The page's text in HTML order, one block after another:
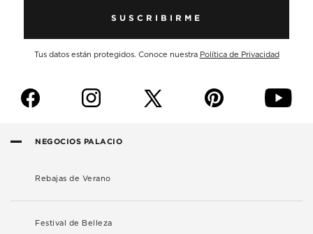
SUSCRIBIRME
Tus datos están protegidos. Conoce nuestra Política de Privacidad
f i p y
NEGOCIOS PALACIO
Rebajas de Verano
Festival de Belleza